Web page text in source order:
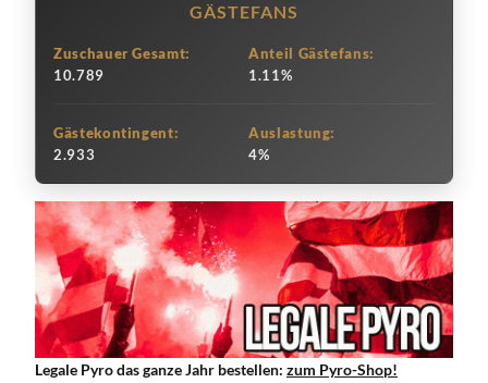
GÄSTEFANS
Zuschauer Gesamt:
10.789
Anteil Gästefans:
1.11%
Gästekontingent:
2.933
Auslastung:
4%
Legale Pyro das ganze Jahr bestellen: zum Pyro-Shop!